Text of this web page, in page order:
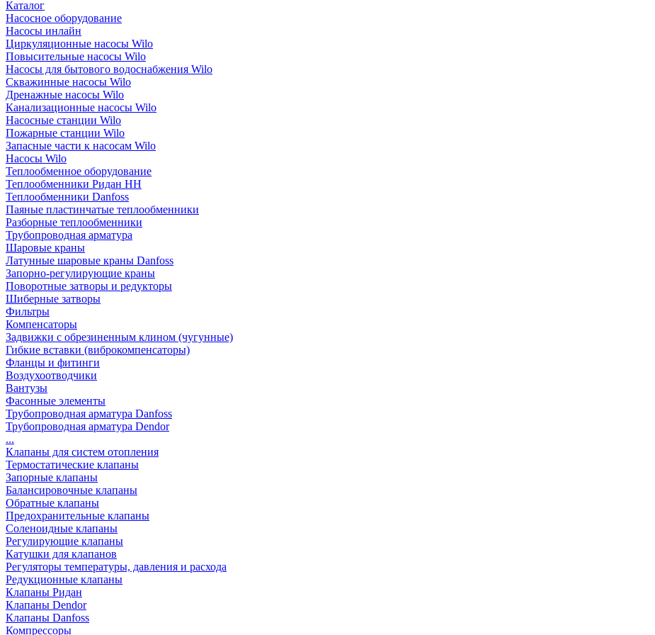
Каталог
Насосное оборудование
Насосы инлайн
Циркуляционные насосы Wilo
Повысительные насосы Wilo
Насосы для бытового водоснабжения Wilo
Скважинные насосы Wilo
Дренажные насосы Wilo
Канализационные насосы Wilo
Насосные станции Wilo
Пожарные станции Wilo
Запасные части к насосам Wilo
Насосы Wilo
Теплообменное оборудование
Теплообменники Ридан НН
Теплообменники Danfoss
Паяные пластинчатые теплообменники
Разборные теплообменники
Трубопроводная арматура
Шаровые краны
Латунные шаровые краны Danfoss
Запорно-регулирующие краны
Поворотные затворы и редукторы
Шиберные затворы
Фильтры
Компенсаторы
Задвижки с обрезиненным клином (чугунные)
Гибкие вставки (виброкомпенсаторы)
Фланцы и фитинги
Воздухоотводчики
Вантузы
Фасонные элементы
Трубопроводная арматура Danfoss
Трубопроводная арматура Dendor
...
Клапаны для систем отопления
Термостатические клапаны
Запорные клапаны
Балансировочные клапаны
Обратные клапаны
Предохранительные клапаны
Соленоидные клапаны
Регулирующие клапаны
Катушки для клапанов
Регуляторы температуры, давления и расхода
Редукционные клапаны
Клапаны Ридан
Клапаны Dendor
Клапаны Danfoss
Компрессоры